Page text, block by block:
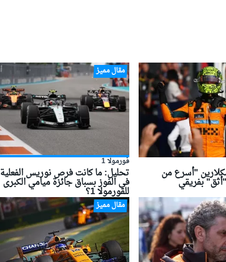
"أسرع من
بفريقي
مقال مميز
فورمولا 1
تحليل: ما كانت فرص نوريس الفعلية
في الفوز بسباق جائزة ميامي الكبرى
للفورمولا 1؟
مقال مميز